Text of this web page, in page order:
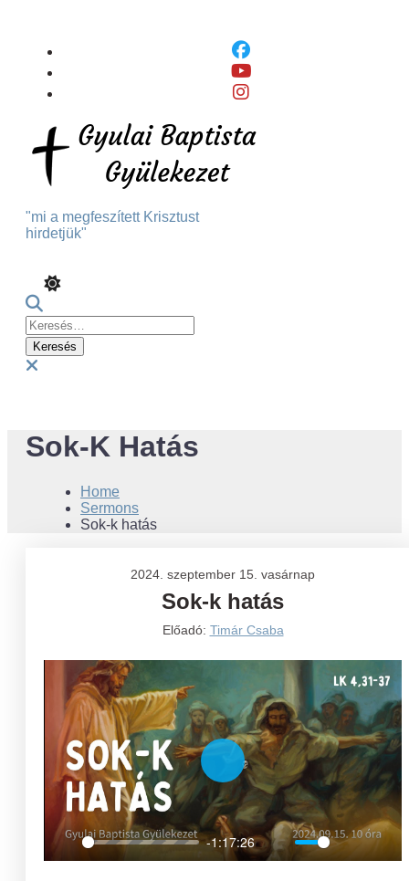
Content
"mi a megfeszített Krisztust
hirdetjük"
Keresés:
Sok-K Hatás
Home
Sermons
Sok-k hatás
2024. szeptember 15. vasárnap
Sok-k hatás
Előadó: Timár Csaba
Play
-1:17:26
Mute Settings
Play